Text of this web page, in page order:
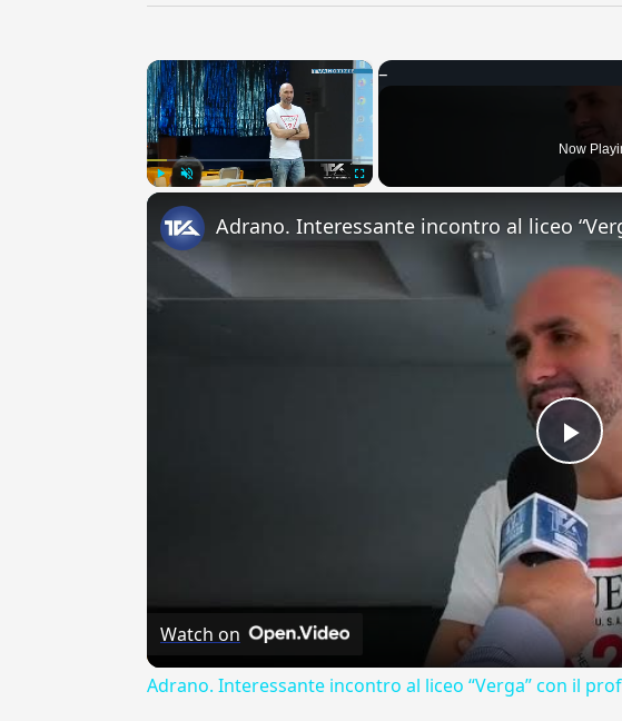
×
Now
Play
Watch on
Adrano. Interessante incontro al liceo “Verga” con il